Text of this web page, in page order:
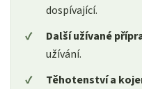
dospívající.
Další užívané
užívání.
Těhotenství a